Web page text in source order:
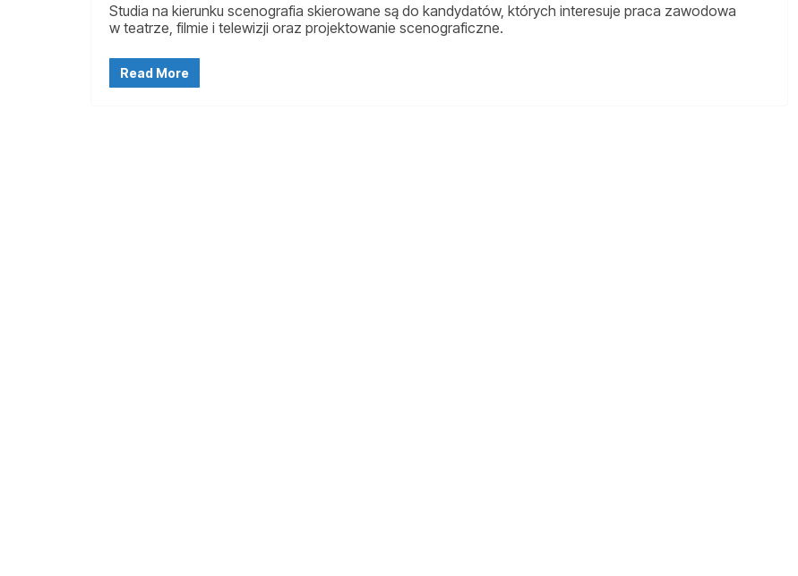
Studia na kierunku scenografia skierowane są do kandydatów, których interesuje praca zawodowa
w teatrze, filmie i telewizji oraz projektowanie scenograficzne.
Read More